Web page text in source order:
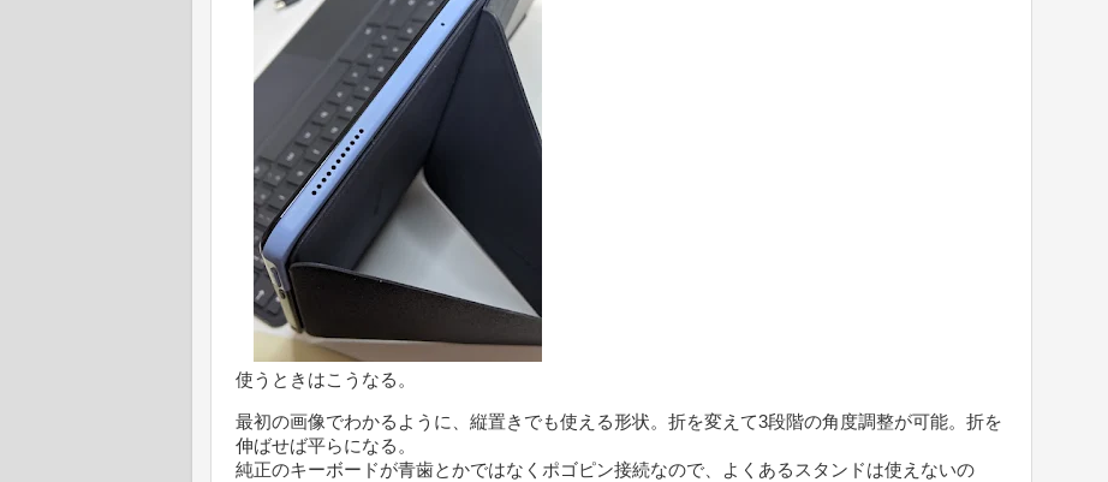
使うときはこうなる。
最初の画像でわかるように、縦置きでも使える形状。折を変えて3段階の角度調整が可能。折を
伸ばせば平らになる。
純正のキーボードが青歯とかではなくポゴピン接続なので、よくあるスタンドは使えないの